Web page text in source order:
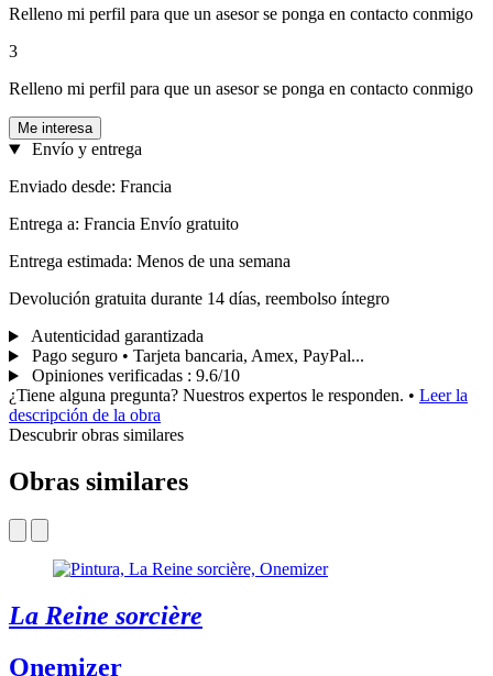
Relleno mi perfil para que un asesor se ponga en contacto conmigo
3
Relleno mi perfil para que un asesor se ponga en contacto conmigo
Me interesa
Envío y entrega
Enviado desde: Francia
Entrega a: Francia Envío gratuito
Entrega estimada: Menos de una semana
Devolución gratuita durante 14 días, reembolso íntegro
Autenticidad garantizada
Pago seguro • Tarjeta bancaria, Amex, PayPal...
Opiniones verificadas : 9.6/10
¿Tiene alguna pregunta? Nuestros expertos le responden. • Leer la
descripción de la obra
Descubrir obras similares
Obras similares
La Reine sorcière
Onemizer